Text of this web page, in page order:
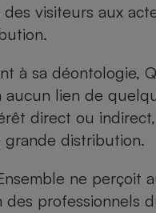
visiteurs aux
à sa déontologie,
aucun lien de
direct ou
grande distribution.
ne perçoit
des professionnels